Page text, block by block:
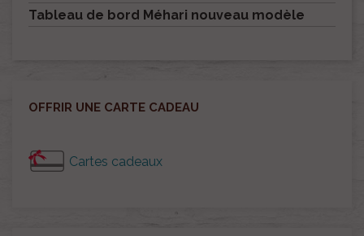
Tableau de bord Méhari nouveau modèle
OFFRIR UNE CARTE CADEAU
Cartes cadeaux